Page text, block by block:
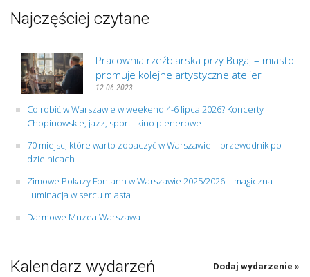
Najczęściej czytane
Pracownia rzeźbiarska przy Bugaj – miasto
promuje kolejne artystyczne atelier
12.06.2023
Co robić w Warszawie w weekend 4-6 lipca 2026? Koncerty
Chopinowskie, jazz, sport i kino plenerowe
70 miejsc, które warto zobaczyć w Warszawie – przewodnik po
dzielnicach
Zimowe Pokazy Fontann w Warszawie 2025/2026 – magiczna
iluminacja w sercu miasta
Darmowe Muzea Warszawa
Kalendarz wydarzeń Dodaj wydarzenie »